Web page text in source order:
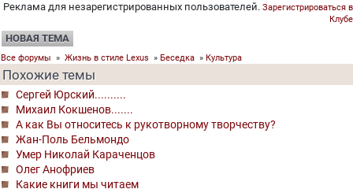
Реклама для незарегистрированных пользователей. Зарегистрироваться в
Клубе
НОВАЯ ТЕМА
Все форумы » Жизнь в стиле Lexus » Беседка » Культура
Похожие темы
Сергей Юрский..........
Михаил Кокшенов.......
А как Вы относитесь к рукотворному творчеству?
Жан-Поль Бельмондо
Умер Николай Караченцов
Олег Анофриев
Какие книги мы читаем